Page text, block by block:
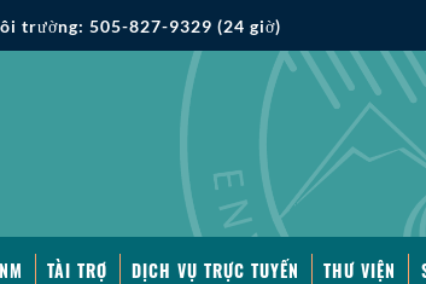
trường: 505-827-9329 (24 giờ)
TÀI TRỢ DỊCH VỤ TRỰC TUYẾN THƯ VIỆN